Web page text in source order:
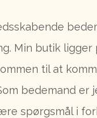
Min butik ligger
til at
bedemand
spørgsmål i